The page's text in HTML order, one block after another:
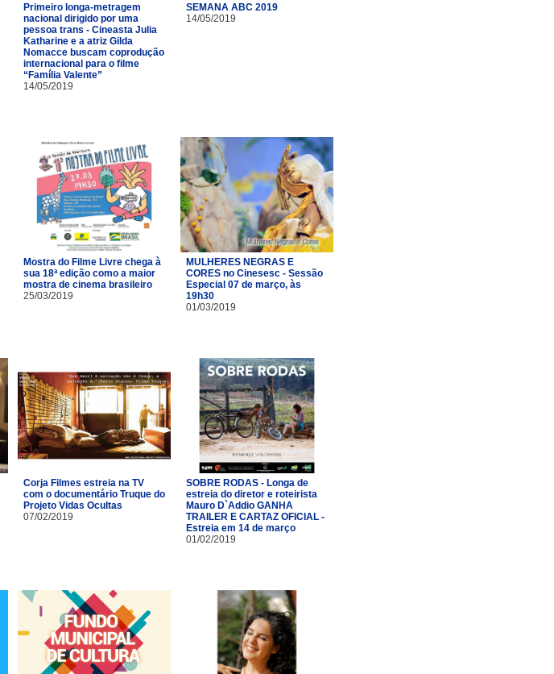
Primeiro longa-metragem
nacional dirigido por uma
pessoa trans - Cineasta Julia
Katharine e a atriz Gilda
Nomacce buscam coprodução
internacional para o filme
“Família Valente”
14/05/2019
SEMANA ABC 2019
14/05/2019
Mostra do Filme Livre chega à
sua 18ª edição como a maior
mostra de cinema brasileiro
25/03/2019
MULHERES NEGRAS E
CORES no Cinesesc - Sessão
Especial 07 de março, às
19h30
01/03/2019
Corja Filmes estreia na TV
com o documentário Truque do
Projeto Vidas Ocultas
07/02/2019
SOBRE RODAS - Longa de
estreia do diretor e roteirista
Mauro D`Addio GANHA
TRAILER E CARTAZ OFICIAL -
Estreia em 14 de março
01/02/2019